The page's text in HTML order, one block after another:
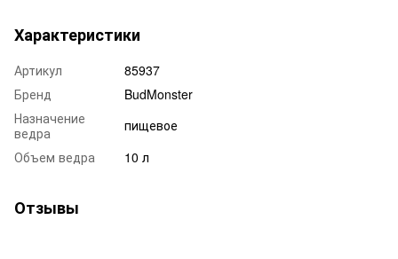
Характеристики
Артикул
85937
Бренд
BudMonster
Назначение
ведра
пищевое
Объем ведра
10 л
Отзывы